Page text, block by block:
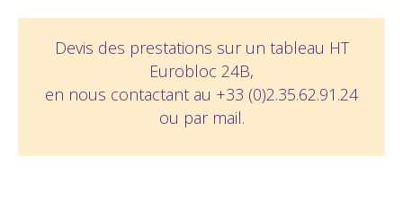
Devis des prestations sur un tableau HT
Eurobloc 24B,
en nous contactant au +33 (0)2.35.62.91.24
ou par mail.